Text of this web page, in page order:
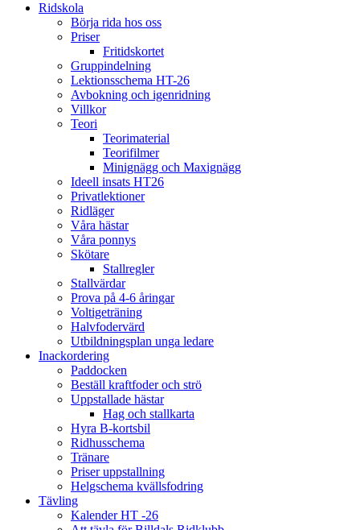
Ridskola
Börja rida hos oss
Priser
Fritidskortet
Gruppindelning
Lektionsschema HT-26
Avbokning och igenridning
Villkor
Teori
Teorimaterial
Teorifilmer
Minignägg och Maxignägg
Ideell insats HT26
Privatlektioner
Ridläger
Våra hästar
Våra ponnys
Skötare
Stallregler
Stallvärdar
Prova på 4-6 åringar
Voltigeträning
Halvfodervärd
Utbildningsplan unga ledare
Inackordering
Paddocken
Beställ kraftfoder och strö
Uppstallade hästar
Hag och stallkarta
Hyra B-kortsbil
Ridhusschema
Tränare
Priser uppstallning
Helgschema kvällsfodring
Tävling
Kalender HT -26